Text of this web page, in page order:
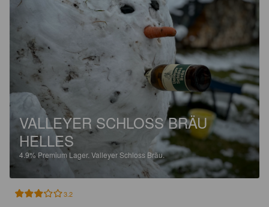
VALLEYER SCHLOSS BRÄU
HELLES
4.9%Premium Lager. Valleyer Schloss Bräu.
3.2